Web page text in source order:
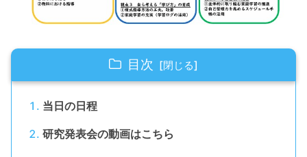
目次
当日の日程
研究発表会の動画はこちら